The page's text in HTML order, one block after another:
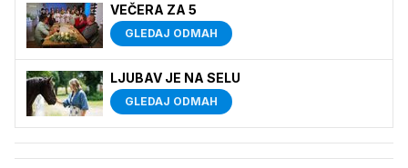
VEČERA ZA 5
GLEDAJ ODMAH
LJUBAV JE NA SELU
GLEDAJ ODMAH